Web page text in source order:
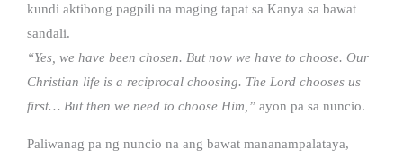
kundi aktibong pagpili na maging tapat sa Kanya sa bawat
sandali.
“Yes, we have been chosen. But now we have to choose. Our
Christian life is a reciprocal choosing. The Lord chooses us
first… But then we need to choose Him,” ayon pa sa nuncio.
Paliwanag pa ng nuncio na ang bawat mananampalataya,